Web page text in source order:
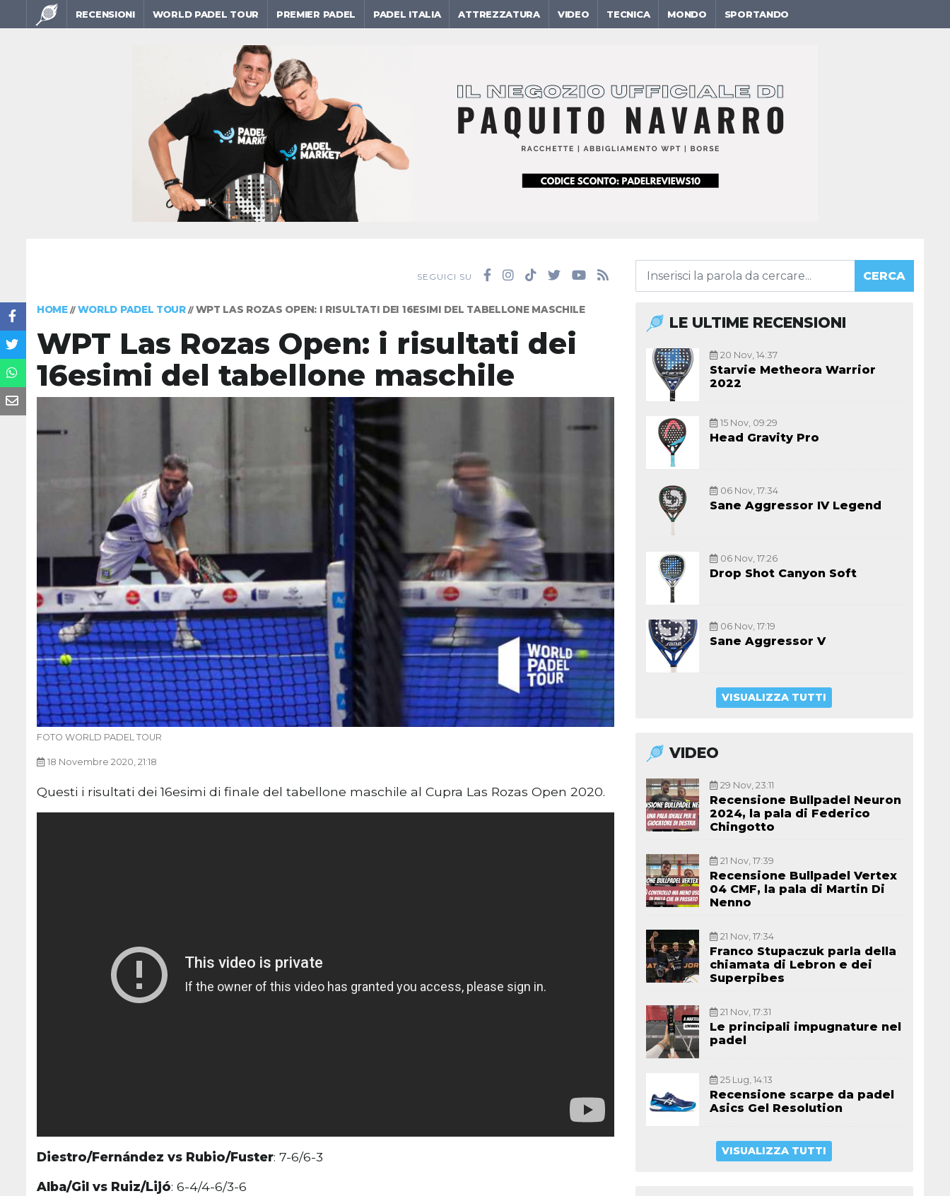
RECENSIONI WORLD PADEL TOUR PREMIER PADEL PADEL ITALIA ATTREZZATURA VIDEO TECNICA MONDO SPORTANDO
SEGUICI SU CERCA
HOME// WORLD PADEL TOUR// WPT LAS ROZAS OPEN: I RISULTATI DEI 16ESIMI DEL TABELLONE MASCHILE
WPT Las Rozas Open: i risultati dei
16esimi del tabellone maschile
FOTO WORLD PADEL TOUR
18 Novembre 2020, 21:18
Questi i risultati dei 16esimi di finale del tabellone maschile al Cupra Las Rozas Open 2020.
Diestro/Fernández vs Rubio/Fuster: 7-6/6-3
Alba/Gil vs Ruiz/Lijó: 6-4/4-6/3-6
LE ULTIME RECENSIONI
20 Nov, 14:37
Starvie Metheora Warrior
2022
15 Nov, 09:29
Head Gravity Pro
06 Nov, 17:34
Sane Aggressor IV Legend
06 Nov, 17:26
Drop Shot Canyon Soft
06 Nov, 17:19
Sane Aggressor V
VISUALIZZA TUTTI
VIDEO
29 Nov, 23:11
Recensione Bullpadel Neuron
2024, la pala di Federico
Chingotto
21 Nov, 17:39
Recensione Bullpadel Vertex
04 CMF, la pala di Martin Di
Nenno
21 Nov, 17:34
Franco Stupaczuk parla della
chiamata di Lebron e dei
Superpibes
21 Nov, 17:31
Le principali impugnature nel
padel
25 Lug, 14:13
Recensione scarpe da padel
Asics Gel Resolution
VISUALIZZA TUTTI